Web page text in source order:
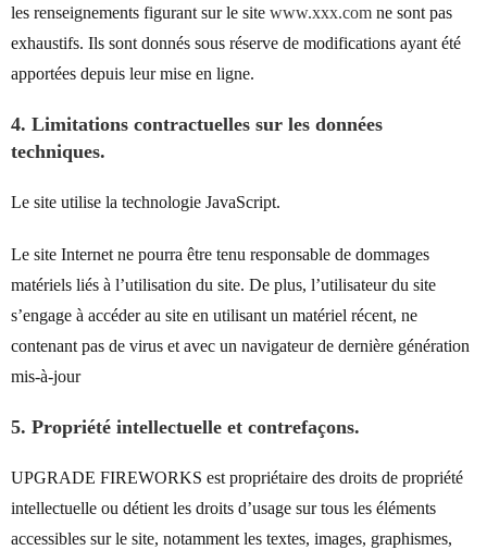
les renseignements figurant sur le site www.xxx.com ne sont pas
exhaustifs. Ils sont donnés sous réserve de modifications ayant été
apportées depuis leur mise en ligne.
4. Limitations contractuelles sur les données
techniques.
Le site utilise la technologie JavaScript.
Le site Internet ne pourra être tenu responsable de dommages
matériels liés à l’utilisation du site. De plus, l’utilisateur du site
s’engage à accéder au site en utilisant un matériel récent, ne
contenant pas de virus et avec un navigateur de dernière génération
mis-à-jour
5. Propriété intellectuelle et contrefaçons.
UPGRADE FIREWORKS est propriétaire des droits de propriété
intellectuelle ou détient les droits d’usage sur tous les éléments
accessibles sur le site, notamment les textes, images, graphismes,